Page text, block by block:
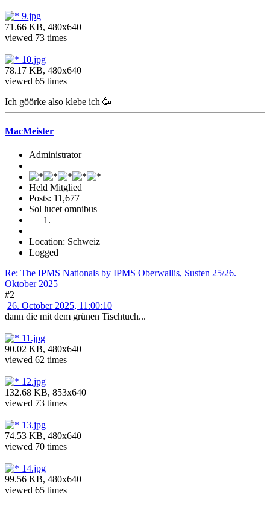
9.jpg
71.66 KB, 480x640
viewed 73 times
10.jpg
78.17 KB, 480x640
viewed 65 times
Ich göörke also klebe ich 🥳
MacMeister
Administrator
Held Mitglied
Posts: 11,677
Sol lucet omnibus
Location: Schweiz
Logged
Re: The IPMS Nationals by IPMS Oberwallis, Susten 25/26.
Oktober 2025
#2
26. October 2025, 11:00:10
dann die mit dem grünen Tischtuch...
11.jpg
90.02 KB, 480x640
viewed 62 times
12.jpg
132.68 KB, 853x640
viewed 73 times
13.jpg
74.53 KB, 480x640
viewed 70 times
14.jpg
99.56 KB, 480x640
viewed 65 times